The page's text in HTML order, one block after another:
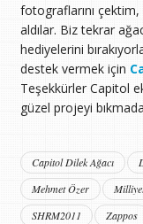
fotograflarını
aldılar. Biz tekrar
hediyelerini
destek vermek için
Teşekkürler Capitol
güzel projeyi
Capitol Dilek Ağacı
Mehmet Özer
SHRM2011
Zappos